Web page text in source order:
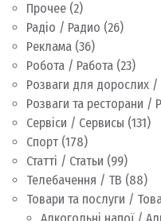
Прочее (2)
Радіо / Радио (26)
Реклама (36)
Робота / Работа (23)
Розваги для дорослих
Розваги та ресторани /
Сервіси / Сервисы (131)
Спорт (178)
Статті / Статьи (99)
Телебачення / ТВ (88)
Товари та послуги /